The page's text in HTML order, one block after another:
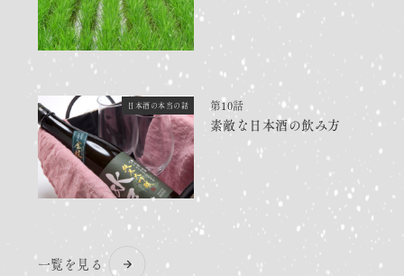
日本酒の本当の話 第10話
素敵な日本酒の飲み方
一覧を見る